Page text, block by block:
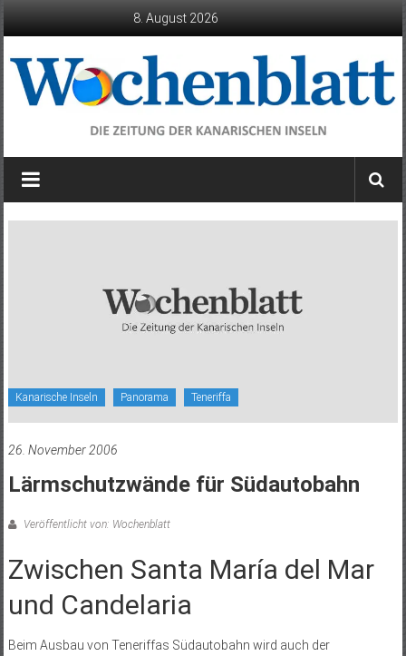
8. August 2026
Wochenblatt
die
Kanarische Inseln Panorama Teneriffa
26. November 2006
Lärmschutzwände für Südautobahn
Veröffentlicht von: Wochenblatt
Zwischen Santa María del Mar
und Candelaria
Beim Ausbau von Teneriffas Südautobahn wird auch der